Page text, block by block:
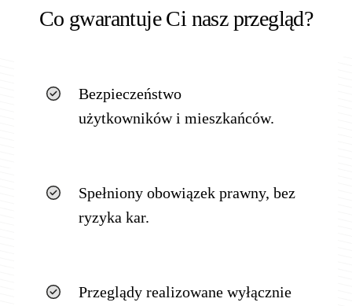
Co gwarantuje Ci nasz przegląd?
Bezpieczeństwo
użytkowników i mieszkańców.
Spełniony obowiązek prawny, bez
ryzyka kar.
Przeglądy realizowane wyłącznie